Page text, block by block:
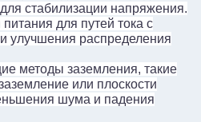
стабилизации напряжения.
для путей тока с
улучшения распределения
методы заземления, такие
или плоскости
шума и падения